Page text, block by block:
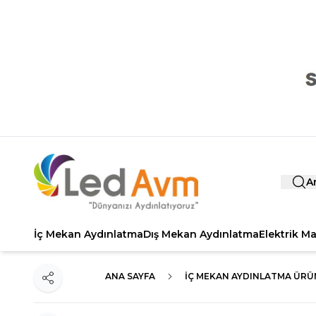
İç Mekan AydınlatmaDış Mekan AydınlatmaElektrik
ANA SAYFA İÇ MEKAN AYDINLATMA
Paylaş